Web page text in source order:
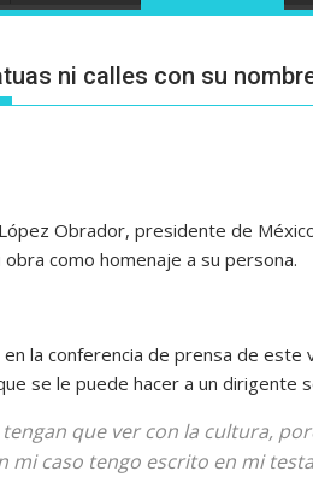
ni calles con su
Obrador, presidente de
como homenaje a su persona.
la conferencia de prensa de este
se le puede hacer a un dirigente
que ver con la cultura,
mi caso tengo escrito en mi